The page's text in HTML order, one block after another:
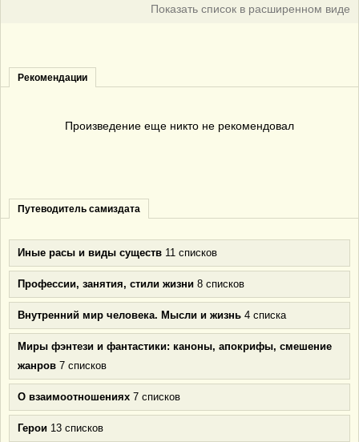
Показать список в расширенном виде
Рекомендации
Произведение еще никто не рекомендовал
Путеводитель самиздата
Иные расы и виды существ 11 списков
Профессии, занятия, стили жизни 8 списков
Внутренний мир человека. Мысли и жизнь 4 списка
Миры фэнтези и фантастики: каноны, апокрифы, смешение
жанров 7 списков
О взаимоотношениях 7 списков
Герои 13 списков